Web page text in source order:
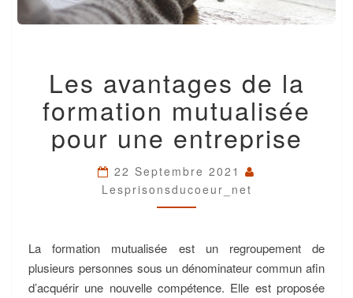
AVANTAGES
DE
LA
FORMATION
MUTUALISÉE
UNE
ENTREPRISE
Les avantages de la
formation mutualisée
pour une entreprise
22 Septembre 2021
Lesprisonsducoeur_net
La formation mutualisée est un regroupement de
plusieurs personnes sous un dénominateur commun afin
d’acquérir une nouvelle compétence. Elle est proposée